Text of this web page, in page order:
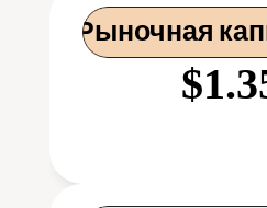
Рыночная